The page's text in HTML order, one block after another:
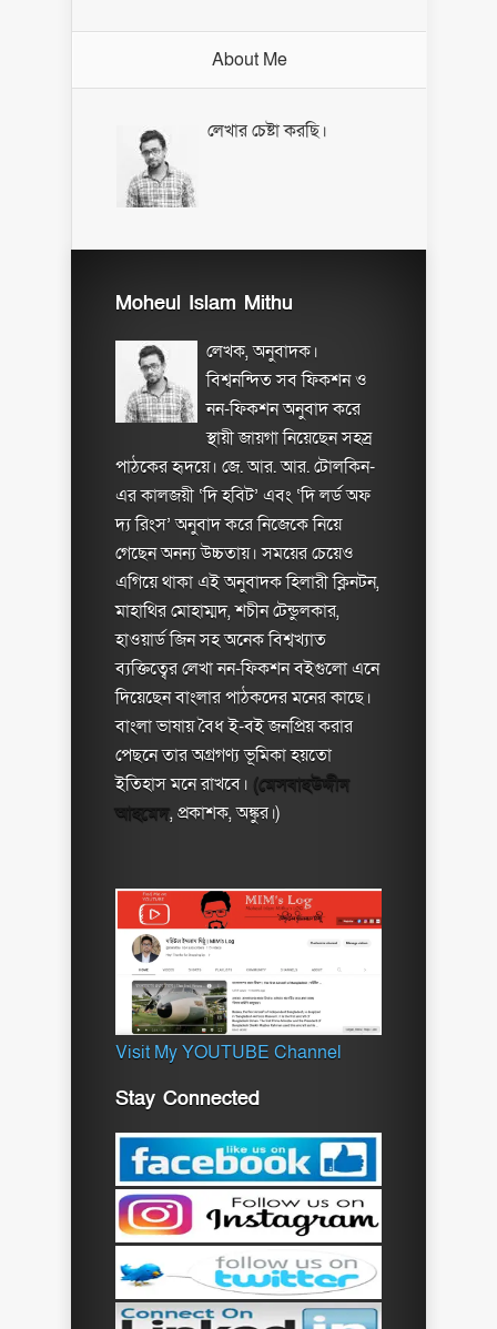
About Me
লেখার চেষ্টা করছি।
Moheul Islam Mithu
লেখক, অনুবাদক।
বিশ্বনন্দিত সব ফিকশন ও
নন-ফিকশন অনুবাদ করে
স্থায়ী জায়গা নিয়েছেন সহস্র
পাঠকের হৃদয়ে। জে. আর. আর. টোলকিন-
এর কালজয়ী ‘দি হবিট’ এবং ‘দি লর্ড অফ
দ্য রিংস’ অনুবাদ করে নিজেকে নিয়ে
গেছেন অনন্য উচ্চতায়। সময়ের চেয়েও
এগিয়ে থাকা এই অনুবাদক হিলারী ক্লিনটন,
মাহাথির মোহাম্মদ, শচীন টেন্ডুলকার,
হাওয়ার্ড জিন সহ অনেক বিশ্বখ্যাত
ব্যক্তিত্বের লেখা নন-ফিকশন বইগুলো এনে
দিয়েছেন বাংলার পাঠকদের মনের কাছে।
বাংলা ভাষায় বৈধ ই-বই জনপ্রিয় করার
পেছনে তার অগ্রগণ্য ভূমিকা হয়তো
ইতিহাস মনে রাখবে। (মেসবাহউদ্দীন
আহমেদ, প্রকাশক, অঙ্কুর।)
Visit My YOUTUBE Channel
Stay Connected